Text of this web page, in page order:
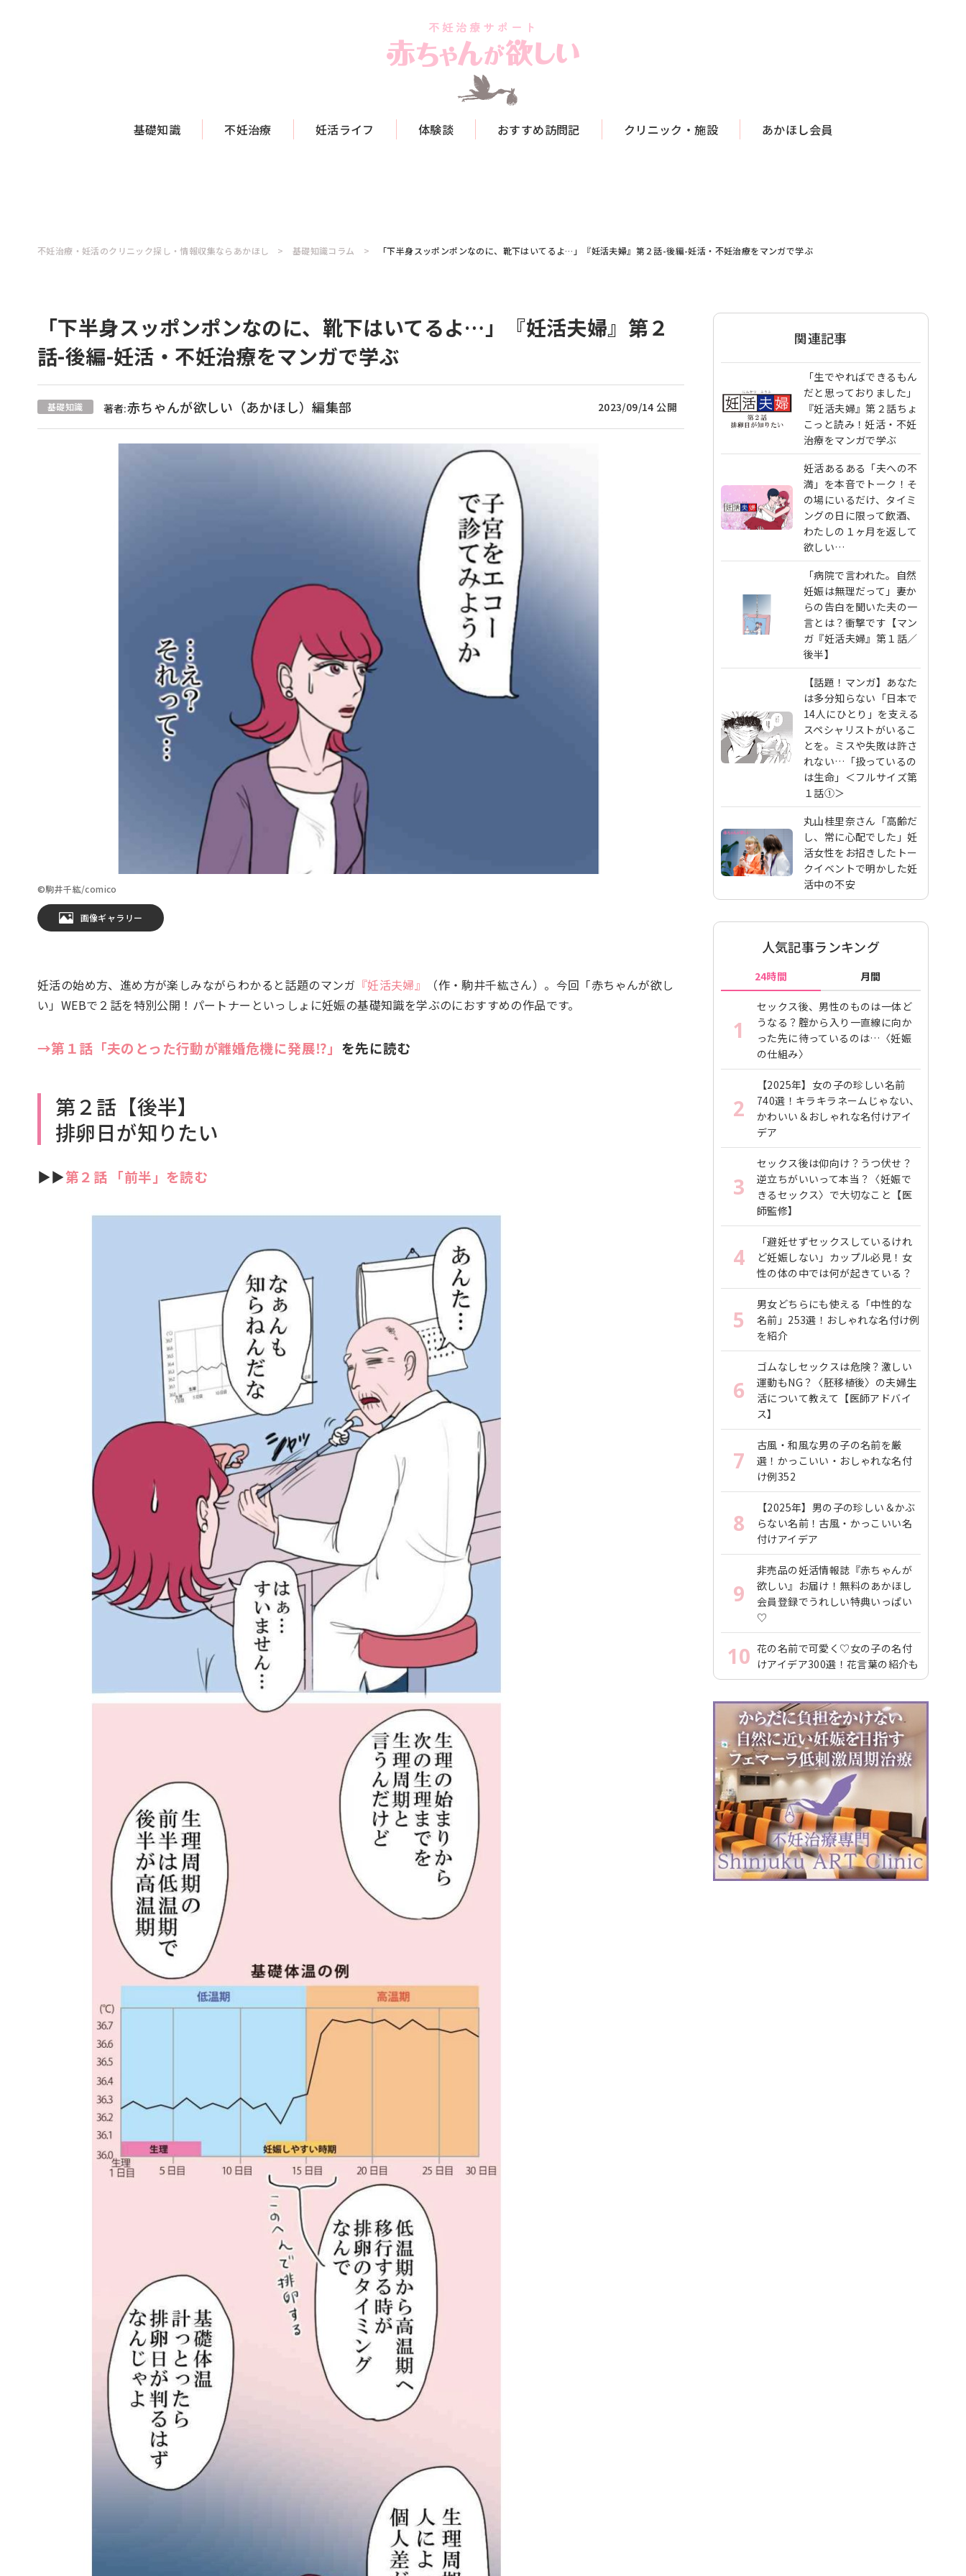
基礎知識 不妊治療 妊活ライフ 体験談 おすすめ訪問記 クリニック・施設 あかほし会員
不妊治療・妊活のクリニック探し・情報収集ならあかほし 基礎知識コラム 「下半身スッポンポンなのに、靴下はいてるよ…」『妊活夫婦』第２話-後編-妊活・不妊治療をマンガで学ぶ
「下半身スッポンポンなのに、靴下はいてるよ…」『妊活夫婦』第２
話-後編-妊活・不妊治療をマンガで学ぶ
基礎知識 著者:赤ちゃんが欲しい（あかほし）編集部 2023/09/14 公開
©駒井千紘/comico
画像ギャラリー
妊活の始め方、進め方が楽しみながらわかると話題のマンガ 『妊活夫婦』
（作・駒井千紘さん）。今回「赤ちゃんが欲し
い」WEBで２話を特別公開！パートナーといっしょに妊娠の基礎知識を学ぶのにおすすめの作品です。
→第１話「夫のとった行動が離婚危機に発展⁉︎」 を先に読む
第２話【後半】
排卵日が知りたい
▶︎▶︎第２話 「前半」を読む
関連記事
「生でやればできるもん
だと思っておりました」
『妊活夫婦』第２話ちょ
こっと読み！妊活・不妊
治療をマンガで学ぶ
妊活あるある「夫への不
満」を本音でトーク！そ
の場にいるだけ、タイミ
ングの日に限って飲酒、
わたしの１ヶ月を返して
欲しい…
「病院で言われた。自然
妊娠は無理だって」妻か
らの告白を聞いた夫の一
言とは？衝撃です【マン
ガ『妊活夫婦』第１話／
後半】
【話題！マンガ】あなた
は多分知らない「日本で
14人にひとり」を支える
スペシャリストがいるこ
とを。ミスや失敗は許さ
れない…「扱っているの
は生命」＜フルサイズ第
１話①＞
丸山桂里奈さん「高齢だ
し、常に心配でした」妊
活女性をお招きしたトー
クイベントで明かした妊
活中の不安
人気記事ランキング
24時間 月間
1
セックス後、男性のものは一体ど
うなる？腟から入り一直線に向か
った先に待っているのは…〈妊娠
の仕組み〉
2
【2025年】女の子の珍しい名前
740選！キラキラネームじゃない、
かわいい＆おしゃれな名付けアイ
デア
3
セックス後は仰向け？うつ伏せ？
逆立ちがいいって本当？〈妊娠で
きるセックス〉で大切なこと【医
師監修】
4
「避妊せずセックスしているけれ
ど妊娠しない」カップル必見！女
性の体の中では何が起きている？
5
男女どちらにも使える「中性的な
名前」253選！おしゃれな名付け例
を紹介
6
ゴムなしセックスは危険？激しい
運動もNG？〈胚移植後〉の夫婦生
活について教えて【医師アドバイ
ス】
7
古風・和風な男の子の名前を厳
選！かっこいい・おしゃれな名付
け例352
8
【2025年】男の子の珍しい＆かぶ
らない名前！古風・かっこいい名
付けアイデア
9
非売品の妊活情報誌『赤ちゃんが
欲しい』お届け！無料のあかほし
会員登録でうれしい特典いっぱい
♡
10 花の名前で可愛く♡女の子の名付
けアイデア300選！花言葉の紹介も